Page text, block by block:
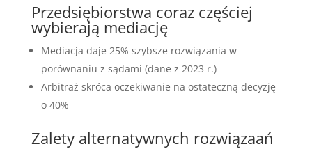
Przedsiębiorstwa coraz częściej
wybierają mediację
Mediacja daje 25% szybsze rozwiązania w
porównaniu z sądami (dane z 2023 r.)
Arbitraż skróca oczekiwanie na ostateczną decyzję
o 40%
Zalety alternatywnych rozwiązaań